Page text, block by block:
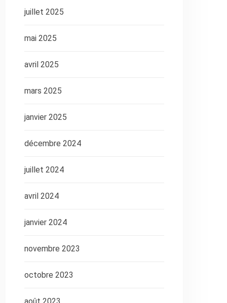
juillet 2025
mai 2025
avril 2025
mars 2025
janvier 2025
décembre 2024
juillet 2024
avril 2024
janvier 2024
novembre 2023
octobre 2023
août 2023